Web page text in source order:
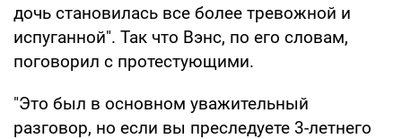
дочь становилась все более тревожной и
испуганной". Так что Вэнс, по его словам,
поговорил с протестующими.
"Это был в основном уважительный
разговор, но если вы преследуете 3-летнего